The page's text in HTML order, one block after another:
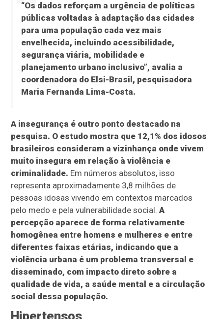
“Os dados reforçam a urgência de políticas
públicas voltadas à adaptação das cidades
para uma população cada vez mais
envelhecida, incluindo acessibilidade,
segurança viária, mobilidade e
planejamento urbano inclusivo”, avalia a
coordenadora do Elsi-Brasil, pesquisadora
Maria Fernanda Lima-Costa.
A insegurança é outro ponto destacado na
pesquisa. O estudo mostra que 12,1% dos idosos
brasileiros consideram a vizinhança onde vivem
muito insegura em relação à violência e
criminalidade. Em números absolutos, isso
representa aproximadamente 3,8 milhões de
pessoas idosas vivendo em contextos marcados
pelo medo e pela vulnerabilidade social.A
percepção aparece de forma relativamente
homogênea entre homens e mulheres e entre
diferentes faixas etárias, indicando que a
violência urbana é um problema transversal e
disseminado, com impacto direto sobre a
qualidade de vida, a saúde mental e a circulação
social dessa população.